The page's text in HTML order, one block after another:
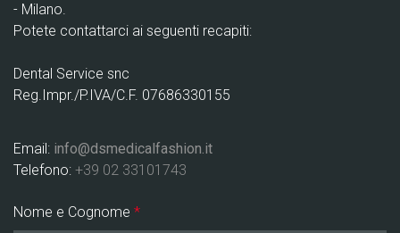
- Milano.
Potete contattarci ai seguenti recapiti:
Dental Service snc
Reg.Impr./P.IVA/C.F. 07686330155
Email: info@dsmedicalfashion.it
Telefono: +39 02 33101743
Nome e Cognome *